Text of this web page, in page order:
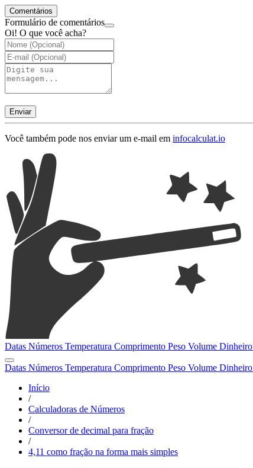
Comentários
Formulário de comentários
Oi! O que você acha?
Enviar
Você também pode nos enviar um e-mail em infocalculat.io
Datas Números Temperatura Comprimento Peso Volume Dinheiro
Datas Números Temperatura Comprimento Peso Volume Dinheiro
Início
/
Calculadoras de Números
/
Conversor de decimal para fração
/
4,11 como fração na forma mais simples